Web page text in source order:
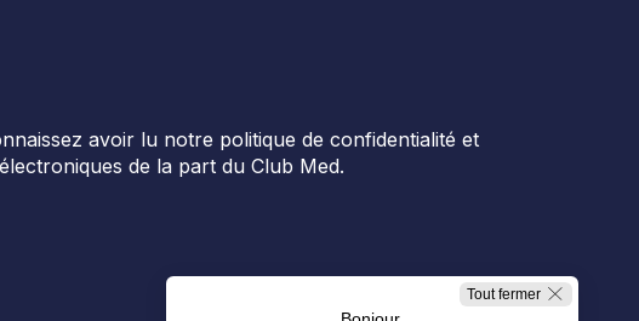
avoir lu notre politique de confidentialité et
de la part du Club Med.
Tout fermer